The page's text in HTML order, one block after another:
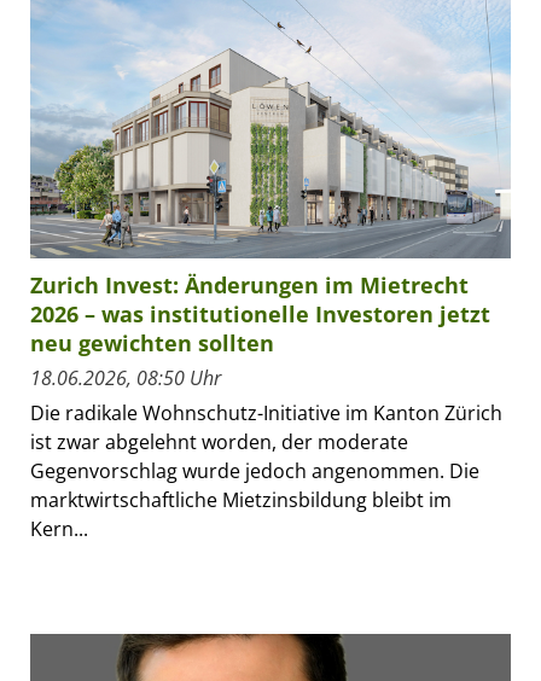
Zurich Invest: Änderungen im Mietrecht
2026 – was institutionelle Investoren jetzt
neu gewichten sollten
18.06.2026, 08:50 Uhr
Die radikale Wohnschutz-Initiative im Kanton Zürich
ist zwar abgelehnt worden, der moderate
Gegenvorschlag wurde jedoch angenommen. Die
marktwirtschaftliche Mietzinsbildung bleibt im
Kern...